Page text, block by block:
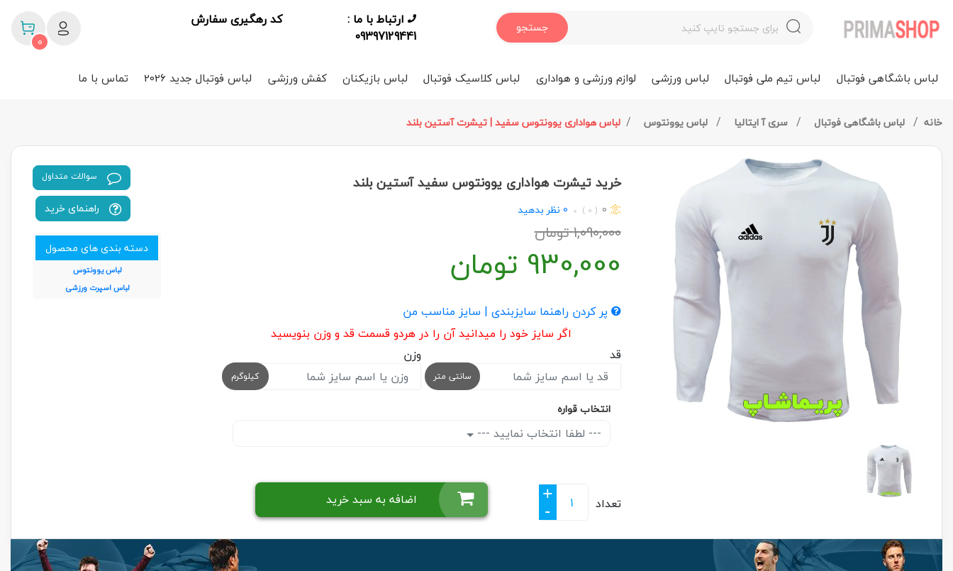
جستجو
ارتباط با ما :
09397129441
کد رهگیری سفارش
0
لباس باشگاهی فوتبال لباس تیم ملی فوتبال لباس ورزشی لوازم ورزشی و هواداری لباس کلاسیک فوتبال لباس بازیکنان کفش ورزشی لباس فوتبال جدید 2026 تماس با ما
خانه لباس باشگاهی فوتبال سری آ ایتالیا لباس یوونتوس لباس هواداری یوونتوس سفید | تیشرت آستین بلند
خرید تیشرت هواداری یوونتوس سفید آستین بلند
0
( 0 )
0 نظر بدهید
1,090,000تومان
930,000 تومان
پر کردن راهنما سایزبندی | سایز مناسب من
اگر سایز خود را میدانید آن را در هردو قسمت قد و وزن بنویسید
قد
سانتی متر
وزن
کیلوگرم
انتخاب قواره
--- لطفا انتخاب نمایید ---
تعداد
+
-
اضافه به سبد خرید
سوالات متداول
راهنمای خرید
دسته بندی های محصول
لباس یوونتوس
لباس اسپرت ورزشی